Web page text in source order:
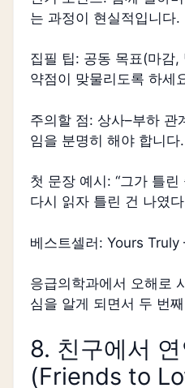
는 과정이 현실적입니다.
집필 팁: 공동 목표(마감
약점이 맞물리도록 하세
주의할 점: 상사–부하 관
임을 분명히 해야 합니다.
첫 문장 예시: “그가 틀
다시 읽자 틀린 건 나였다
베스트셀러: Yours
응급의학과에서 오해로
심을 알게 되면서 두 번
8. 친구에서 연
(Friends to